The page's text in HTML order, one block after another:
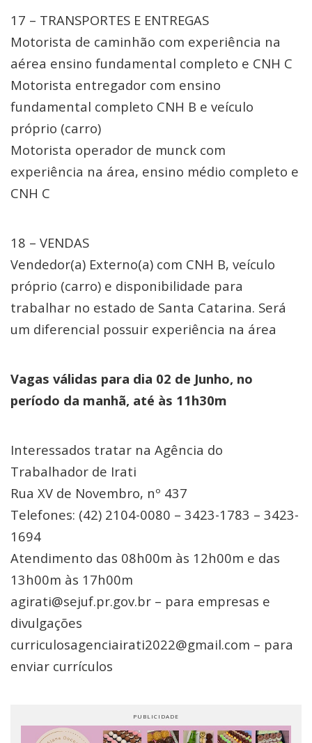
17 – TRANSPORTES E ENTREGAS
Motorista de caminhão com experiência na
aérea ensino fundamental completo e CNH C
Motorista entregador com ensino
fundamental completo CNH B e veículo
próprio (carro)
Motorista operador de munck com
experiência na área, ensino médio completo e
CNH C
18 – VENDAS
Vendedor(a) Externo(a) com CNH B, veículo
próprio (carro) e disponibilidade para
trabalhar no estado de Santa Catarina. Será
um diferencial possuir experiência na área
Vagas válidas para dia 02 de Junho, no
período da manhã, até às 11h30m
Interessados tratar na Agência do
Trabalhador de Irati
Rua XV de Novembro, nº 437
Telefones: (42) 2104-0080 – 3423-1783 – 3423-
1694
Atendimento das 08h00m às 12h00m e das
13h00m às 17h00m
agirati@sejuf.pr.gov.br – para empresas e
divulgações
curriculosagenciairati2022@gmail.com – para
enviar currículos